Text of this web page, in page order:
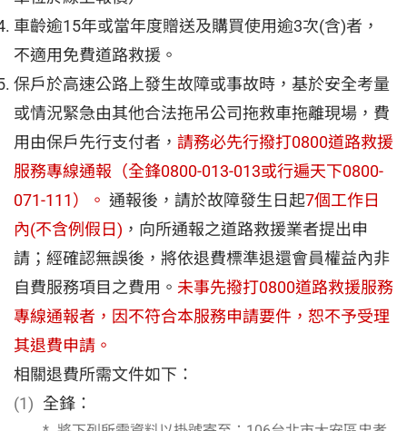
車齡逾15年或當年度贈送及購買使用逾3次(含)者，
不適用免費道路救援。
保戶於高速公路上發生故障或事故時，基於安全考量
或情況緊急由其他合法拖吊公司拖救車拖離現場，費
用由保戶先行支付者， 請務必先行撥打0800道路救援
服務專線通報（全鋒0800-013-013或行遍天下0800-
071-111）。 通報後，請於故障發生日起7個工作日
內(不含例假日) ，向所通報之道路救援業者提出申
請；經確認無誤後，將依退費標準退還會員權益內非
自費服務項目之費用。 未事先撥打0800道路救援服務
專線通報者，因不符合本服務申請要件，恕不予受理
其退費申請。
相關退費所需文件如下：
全鋒：